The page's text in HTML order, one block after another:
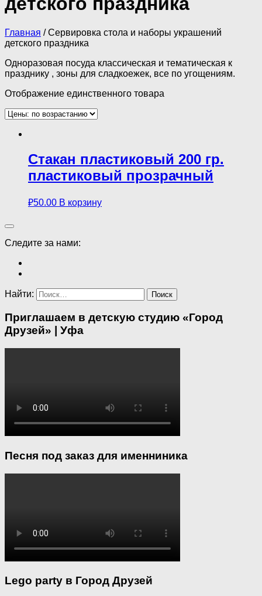
Главная / Сервировка стола и наборы украшений
детского праздника
Одноразовая посуда классическая и тематическая к
празднику , зоны для сладкоежек, все по угощениям.
Отображение единственного товара
Стакан пластиковый 200 гр.
пластиковый прозрачный
₽50.00 В корзину
Следите за нами:
Найти:
Приглашаем в детскую студию «Город
Друзей» | Уфа
Песня под заказ для именниника
Lego party в Город Друзей